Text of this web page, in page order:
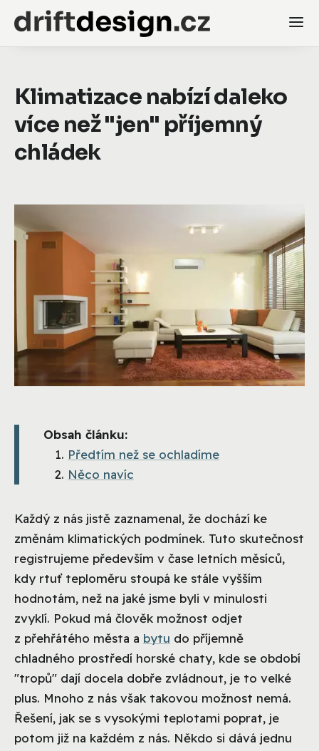
Klimatizace nabízí daleko
více než "jen" příjemný
chládek
Obsah článku:
Předtím než se ochladíme
Něco navíc
Každý z nás jistě zaznamenal, že dochází ke
změnám klimatických podmínek. Tuto skutečnost
registrujeme především v čase letních měsíců,
kdy rtuť teploměru stoupá ke stále vyšším
hodnotám, než na jaké jsme byli v minulosti
zvyklí. Pokud má člověk možnost odjet
z přehřátého města a bytu do příjemně
chladného prostředí horské chaty, kde se období
"tropů" dají docela dobře zvládnout, je to velké
plus. Mnoho z nás však takovou možnost nemá.
Řešení, jak se s vysokými teplotami poprat, je
potom již na každém z nás. Někdo si dává jednu